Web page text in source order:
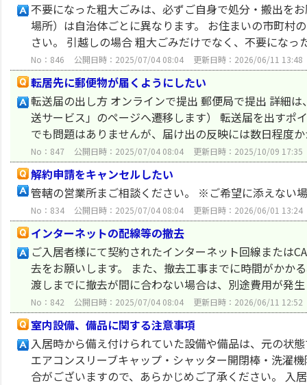
不要になった粗大ごみは、必ずご自身で処分・搬出を
場所）は自治体ごとに異なります。 お住まいの市町村
さい。 引越しの場合 粗大ごみだけでなく、不要になっ
No：846 公開日時：2025/07/04 08:04 更新日時：2026/06/11 13:48
転居先に郵便物が届くようにしたい
転送届の出し方 オンラインで提出 郵便局で提出 詳細
送サービス」のページへ遷移します） 転送届を出すポ
でも問題はありませんが、届け出の反映には数日程度
No：847 公開日時：2025/07/04 08:04 更新日時：2025/10/09 17:35
解約申請をキャンセルしたい
管轄の営業所まご相談ください。 ※ご希望に添えない
No：834 公開日時：2025/07/04 08:04 更新日時：2026/06/01 13:24
インターネットの配線等の撤去
ご入居者様にて契約されたインターネット回線または
去をお願いします。 また、撤去工事までに時間がかか
渡しまでに撤去が間に合わない場合は、別途費用が発
No：842 公開日時：2025/07/04 08:04 更新日時：2026/06/11 12:52
室内設備、備品に関する注意事項
入居時から備え付けられていた設備や備品は、元の状
エアコンスリーブキャップ・シャッター開閉棒・洗濯
合がございますので、あらかじめご了承ください。 入